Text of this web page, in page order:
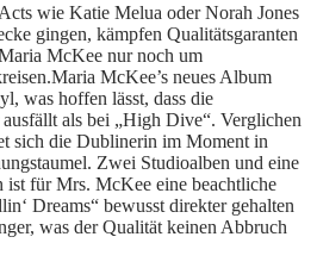
wie Katie Melua oder Norah Jones
gingen, kämpfen Qualitätsgaranten
McKee nur noch um
McKee’s neues Album
was hoffen lässt, dass die
als bei „High Dive“. Verglichen
sich die Dublinerin im Moment in
Zwei Studioalben und eine
ist für Mrs. McKee eine beachtliche
Dreams“ bewusst direkter gehalten
was der Qualität keinen Abbruch